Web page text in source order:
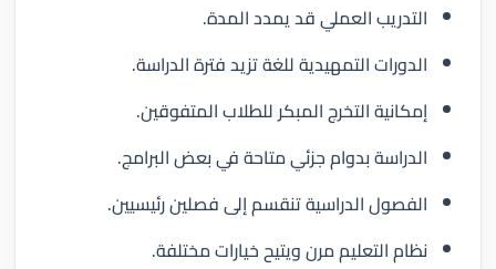
التدريب العملي قد يمدد المدة.
الدورات التمهيدية للغة تزيد فترة الدراسة.
إمكانية التخرج المبكر للطلاب المتفوقين.
الدراسة بدوام جزئي متاحة في بعض البرامج.
الفصول الدراسية تنقسم إلى فصلين رئيسيين.
نظام التعليم مرن ويتيح خيارات مختلفة.